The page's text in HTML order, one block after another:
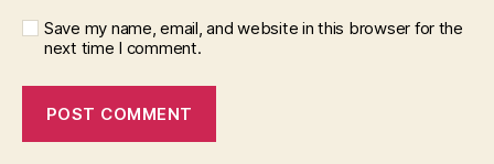
Save my name, email, and website in this browser for the
next time I comment.